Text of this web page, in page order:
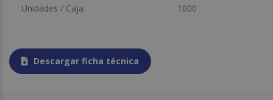
Unidades / Caja 1000
Descargar ficha técnica